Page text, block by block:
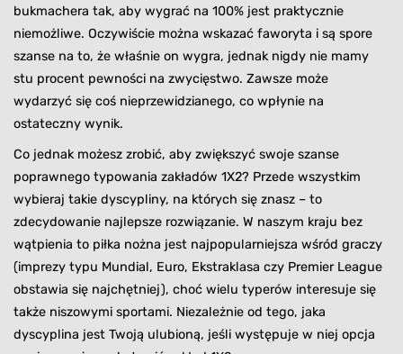
bukmachera tak, aby wygrać na 100% jest praktycznie
niemożliwe. Oczywiście można wskazać faworyta i są spore
szanse na to, że właśnie on wygra, jednak nigdy nie mamy
stu procent pewności na zwycięstwo. Zawsze może
wydarzyć się coś nieprzewidzianego, co wpłynie na
ostateczny wynik.
Co jednak możesz zrobić, aby zwiększyć swoje szanse
poprawnego typowania zakładów 1X2? Przede wszystkim
wybieraj takie dyscypliny, na których się znasz – to
zdecydowanie najlepsze rozwiązanie. W naszym kraju bez
wątpienia to piłka nożna jest najpopularniejsza wśród graczy
(imprezy typu Mundial, Euro, Ekstraklasa czy Premier League
obstawia się najchętniej), choć wielu typerów interesuje się
także niszowymi sportami. Niezależnie od tego, jaka
dyscyplina jest Twoją ulubioną, jeśli występuje w niej opcja